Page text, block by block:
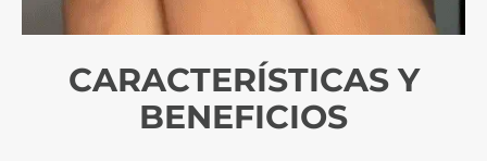
CARACTERÍSTICAS Y
BENEFICIOS